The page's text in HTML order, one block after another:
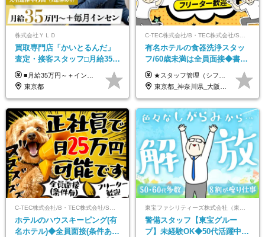
株式会社ＹＬＤ
買取専⾨店「かいとるんだ」
査定・接客スタッフ□⽉給35万
円以上＋毎⽉インセン□年休
120日以上□土日休み
■月給35万円～＋インセンティブ＋各種手当 ※固定残業代（月45時間分87,600円～）を含む。超過した場合は別途残業代を支給いたします ※経験・年齢などを考慮の上、決定します ※試用期間3ヶ月あり（待遇に変動なし）
東京都
有名ホテルの食器洗浄スタッ
フ/60歳未満は全員面接◆書類
選考なし◆ブランクOK◆月25
万～ ◆40～50代活躍
★スタッフ管理（シフト調整など）の経験があれば【月給28万円以上】 ★賞与支給実績：基本給の2ヶ月分～3ヶ月分 ＝＝ライフスタイルに合わせて働き方を選べます＝＝ ■正社員 ＜未経験者＞月給25万円～35万円＋賞与年2回 ＜経験者＞月給28万円～35万円＋賞与年2回 ※経験やスキルに応じて決定します ※残業代全額支給 ※試用期間（3ヶ月間）中の雇用形態や待遇に差異はありません ※正社員の場合、転勤の可能性あり ■契約社員 月給22万円～＋残業代全額支給 ※契約社員の場合、賞与の支給および転勤の可能性はありません ※勤務時間や勤務日数の希望があればご相談に応じます ※試用期間なし ※契約の更新 有(勤務状況により判断する) 更新上限 有(通算契約期間の上限 1年/更新回数の上限 なし)
東京都_神奈川県_大阪府_愛知県_北海道_京都府_福岡県_沖縄県
ホテルのハウスキーピング(有
名ホテル)◆全員面接(条件あ
警備スタッフ【東宝グルー
プ】未経験OK◆50代活躍中